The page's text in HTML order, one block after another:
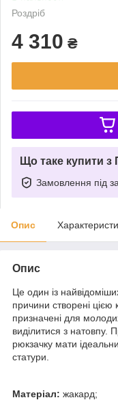
Роздріб
4 310 ₴
Що таке купити з
Замовлення під
Опис
Опис
Це один із
причини створені цією
призначені для
виділитися з натовпу.
рюкзачку мати
статури.
Матеріал: жакард;